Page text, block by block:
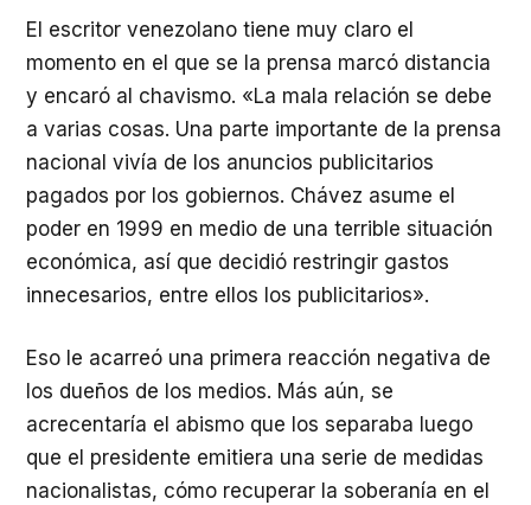
El escritor venezolano tiene muy claro el
momento en el que se la prensa marcó distancia
y encaró al chavismo. «La mala relación se debe
a varias cosas. Una parte importante de la prensa
nacional vivía de los anuncios publicitarios
pagados por los gobiernos. Chávez asume el
poder en 1999 en medio de una terrible situación
económica, así que decidió restringir gastos
innecesarios, entre ellos los publicitarios».
Eso le acarreó una primera reacción negativa de
los dueños de los medios. Más aún, se
acrecentaría el abismo que los separaba luego
que el presidente emitiera una serie de medidas
nacionalistas, cómo recuperar la soberanía en el